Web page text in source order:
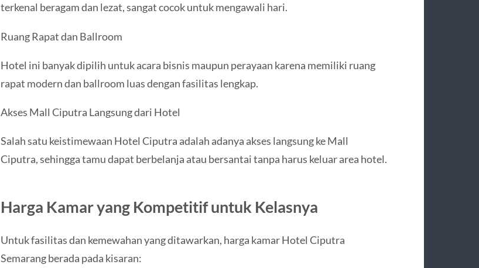
terkenal beragam dan lezat, sangat cocok untuk mengawali hari.
Ruang Rapat dan Ballroom
Hotel ini banyak dipilih untuk acara bisnis maupun perayaan karena memiliki ruang
rapat modern dan ballroom luas dengan fasilitas lengkap.
Akses Mall Ciputra Langsung dari Hotel
Salah satu keistimewaan Hotel Ciputra adalah adanya akses langsung ke Mall
Ciputra, sehingga tamu dapat berbelanja atau bersantai tanpa harus keluar area hotel.
Harga Kamar yang Kompetitif untuk Kelasnya
Untuk fasilitas dan kemewahan yang ditawarkan, harga kamar Hotel Ciputra
Semarang berada pada kisaran: